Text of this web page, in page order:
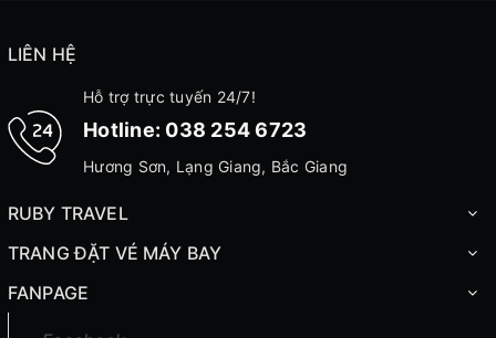
LIÊN HỆ
Hỗ trợ trực tuyến 24/7!
Hotline: 038 254 6723
Hương Sơn, Lạng Giang, Bắc Giang
RUBY TRAVEL
TRANG ĐẶT VÉ MÁY BAY
FANPAGE